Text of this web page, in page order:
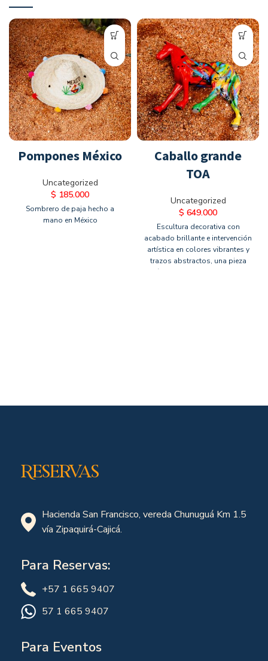
Pompones México
Uncategorized
$ 185.000
Sombrero de paja hecho a
mano en México
Caballo grande
TOA
Uncategorized
$ 649.000
Escultura decorativa con
acabado brillante e intervención
artística en colores vibrantes y
trazos abstractos, una pieza
única que aporta carácter
Reservas
Hacienda San Francisco, vereda Chunuguá Km 1.5
vía Zipaquirá-Cajicá.
Para Reservas:
+57 1 665 9407
57 1 665 9407
Para Eventos